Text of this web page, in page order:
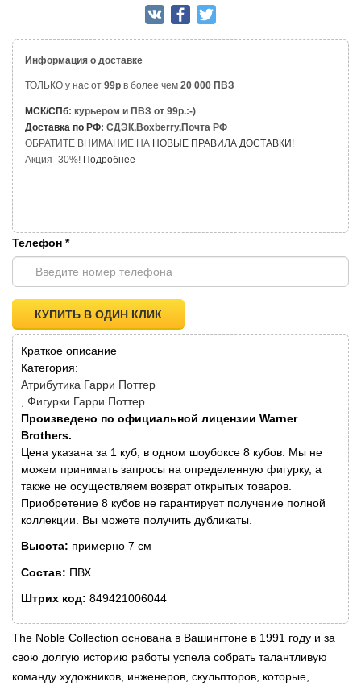
Краткое описание
Категория:
Атрибутика Гарри Поттер
Фигурки Гарри Поттер
Произведено по официальной лицензии Warner
Brothers.
Цена указана за 1 куб, в одном шоубоксе 8 кубов. Мы не
можем принимать запросы на определенную фигурку, а
также не осуществляем возврат открытых товаров.
Приобретение 8 кубов не гарантирует получение полной
коллекции. Вы можете получить дубликаты.
Высота: примерно 7 см
Состав: ПВХ
Штрих код: 849421006044
Информация о доставке
ТОЛЬКО у нас от 99р в более чем 20 000 ПВЗ
МСК/СПб: курьером и ПВЗ от 99р.:-)
Доставка по РФ: СДЭК,Boxberry,Почта РФ
ОБРАТИТЕ ВНИМАНИЕ НА НОВЫЕ ПРАВИЛА ДОСТАВКИ!
Акция -30%! Подробнее
Телефон *
КУПИТЬ В ОДИН КЛИК
The Noble Collection основана в Вашингтоне в 1991 году и за
свою долгую историю работы успела собрать талантливую
команду художников, инженеров, скульпторов, которые,